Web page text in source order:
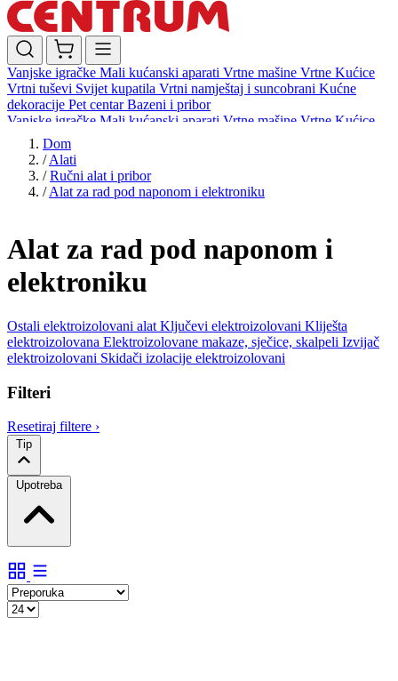
Vanjske igračke Mali kućanski aparati Vrtne mašine Vrtne Kućice
Vrtni tuševi Svijet kupatila Vrtni namještaj i suncobrani Kućne
dekoracije Pet centarBazeni i pribor
Vanjske igračke Mali kućanski aparati Vrtne mašine Vrtne Kućice
Vrtni tuševi
dekoracijePet centar
Dom
/ Alati
/ Ručni alat i pribor
/ Alat za rad pod naponom i elektroniku
Alat za rad pod naponom i
elektroniku
Ostali elektroizolovani alat Ključevi elektroizolovani Kliješta
elektroizolovana Elektroizolovane makaze, sječice, skalpeli Izvijač
elektroizolovani Skidači izolacije elektroizolovani
Filteri
Resetiraj filtere ›
Tip
Upotreba